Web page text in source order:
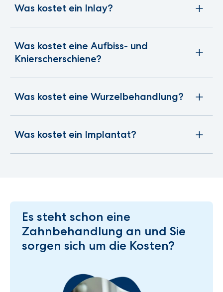
Was kostet ein Inlay?
Was kostet eine Aufbiss- und
Knierscherschiene?
Was kostet eine Wurzelbehandlung?
Was kostet ein Implantat?
Es steht schon eine
Zahnbehandlung an und Sie
sorgen sich um die Kosten?